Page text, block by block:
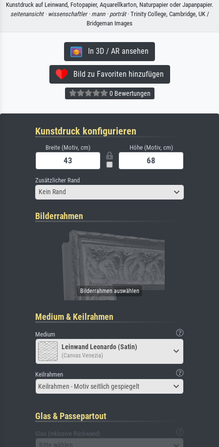
Kunstdruck auf Leinwand, Fotopapier, Aquarellkarton, Naturpapier oder Japanpapier.
seitenansicht · wissenschaftler · mann · porträt· Trinity College, Cambridge, UK /
Bridgeman Images
In 3D / AR ansehen
Bild zu Favoriten hinzufügen
0 Bewertungen
Kunstdruck konfigurieren
Breite (Motiv, cm) Höhe (Motiv, cm)
Zusätzlicher Rand
Kein Rand
Bilderrahmen
Medium & Keilrahmen
Medium
Leinwand Leonardo (Satin)
(Canvas Venezia)
Keilrahmen
Keilrahmen - Motiv seitlich gespiegelt
Glas & Passepartout
Glas (inklusive Rückwand)
Bitte wählen